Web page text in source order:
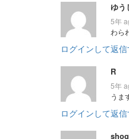
ゆう
5年
わら
ログインして返信
R
5年
うま
ログインして返信